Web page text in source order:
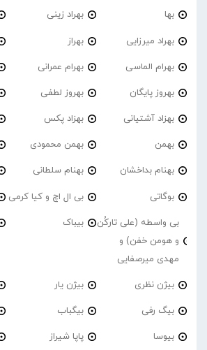
بها بهراد زینی
بهراد میرزایی بهراز
بهرام الماسی بهرام عمرانی
بهروز پایگان بهروز لطفی
بهزاد آشتیانی بهزاد پکس
بهمن بهمن محمودی
بهنام بداخشان بهنام سلطانی
بوگاتی بی ال اچ و کیا کرمی
بی واسطه (علی تارکُن
و هومن خفن) و
مهدی میرصفایی
بیباک
بیژن نظری بیژن یار
بیگ رفی بیگباب
بیوسا پاپا شیراز